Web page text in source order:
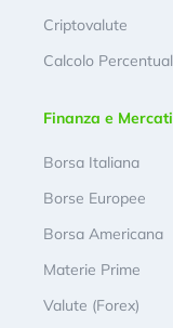
Criptovalute
Calcolo
Finanza e Mercati
Borsa Italiana
Borse Europee
Borsa Americana
Materie Prime
Valute (Forex)